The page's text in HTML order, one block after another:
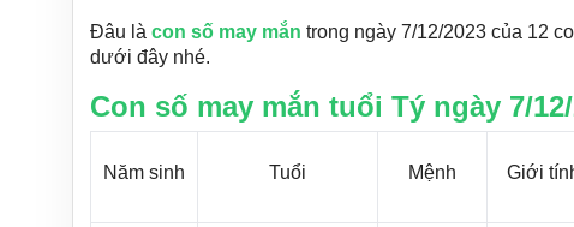
Đâu là con số may mắn trong ngày 7/12/2023 của 12
dưới đây nhé.
Con số may mắn tuổi Tý ngày 7/
Năm sinh Tuổi Mệnh Giới